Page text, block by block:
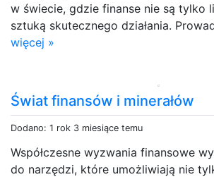
w świecie, gdzie finanse nie są tylko
sztuką skutecznego działania.
więcej »
Świat finansów i minerałów
Dodano: 1 rok 3 miesiące temu
Współczesne wyzwania finansowe
do narzędzi, które umożliwiają nie